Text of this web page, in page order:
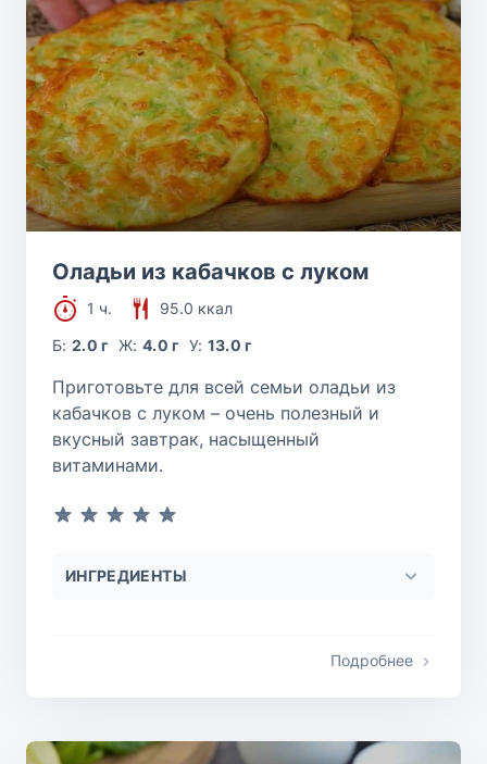
Оладьи из кабачков с луком
1 ч.
95.0 ккал
Б:2.0 г Ж: 4.0 г У: 13.0 г
Приготовьте для всей семьи оладьи из
кабачков с луком – очень полезный и
вкусный завтрак, насыщенный
витаминами.
ИНГРЕДИЕНТЫ
Подробнее